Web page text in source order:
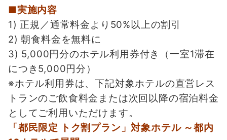
■実施内容
1) 正規／通常料金より50%以上の割引
2) 朝食料金を無料に
3) 5,000円分のホテル利用券付き（一室1滞在
につき5,000円分）
※ホテル利用券は、下記対象ホテルの直営レス
トランのご飲食料金または次回以降の宿泊料金
としてご利用いただけます。
「都民限定 トク割プラン」対象ホテル ～都内